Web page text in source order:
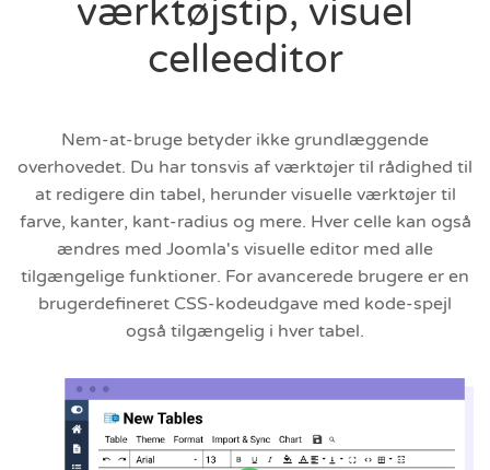
værktøjstip, visuel
celleeditor
Nem-at-bruge betyder ikke grundlæggende
overhovedet. Du har tonsvis af værktøjer til rådighed til
at redigere din tabel, herunder visuelle værktøjer til
farve, kanter, kant-radius og mere. Hver celle kan også
ændres med Joomla's visuelle editor med alle
tilgængelige funktioner. For avancerede brugere er en
brugerdefineret CSS-kodeudgave med kode-spejl
også tilgængelig i hver tabel.